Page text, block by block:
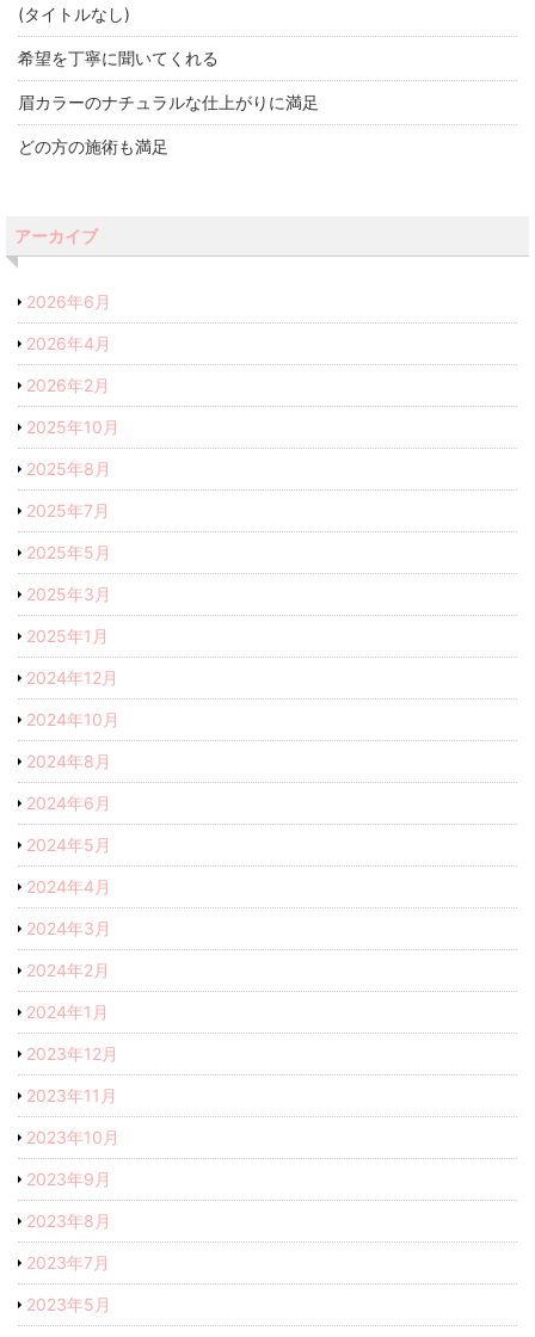
(タイトルなし)
希望を丁寧に聞いてくれる
眉カラーのナチュラルな仕上がりに満足
どの方の施術も満足
アーカイブ
2026年6月
2026年4月
2026年2月
2025年10月
2025年8月
2025年7月
2025年5月
2025年3月
2025年1月
2024年12月
2024年10月
2024年8月
2024年6月
2024年5月
2024年4月
2024年3月
2024年2月
2024年1月
2023年12月
2023年11月
2023年10月
2023年9月
2023年8月
2023年7月
2023年5月